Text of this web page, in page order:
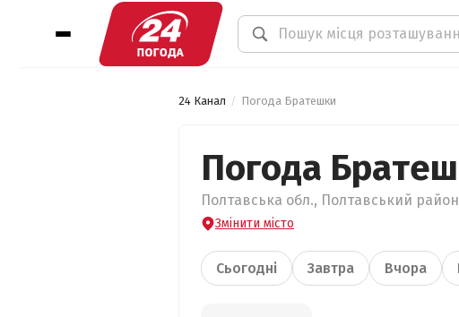
24 Канал Погода Братешки
Погода
Полтавська обл., Полтавський
Змінити місто
Сьогодні Завтра Вчора